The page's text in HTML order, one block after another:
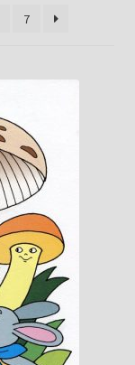
7